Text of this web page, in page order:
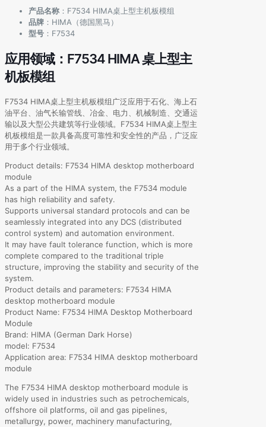
产品名称 ：F7534 HIMA桌上型主机板模组
品牌 ：HIMA（德国黑马）
型号 ：F7534
应用领域：F7534 HIMA 桌上型主
机板模组
F7534 HIMA桌上型主机板模组广泛应用于石化、海上石
油平台、油气长输管线、冶金、电力、机械制造、交通运
输以及大型公共建筑等行业领域。F7534 HIMA桌上型主
机板模组是一款具备高度可靠性和安全性的产品，广泛应
用于多个行业领域。
Product details: F7534 HIMA desktop motherboard
module
As a part of the HIMA system, the F7534 module
has high reliability and safety.
Supports universal standard protocols and can be
seamlessly integrated into any DCS (distributed
control system) and automation environment.
It may have fault tolerance function, which is more
complete compared to the traditional triple
structure, improving the stability and security of the
system.
Product details and parameters: F7534 HIMA
desktop motherboard module
Product Name: F7534 HIMA Desktop Motherboard
Module
Brand: HIMA (German Dark Horse)
model: F7534
Application area: F7534 HIMA desktop motherboard
module
The F7534 HIMA desktop motherboard module is
widely used in industries such as petrochemicals,
offshore oil platforms, oil and gas pipelines,
metallurgy, power, machinery manufacturing,